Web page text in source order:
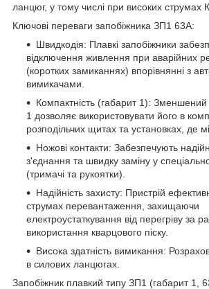
ланцюг, у тому числі при високих струмах
Ключові переваги запобіжника ЗП1 63А:
Швидкодія: Плавкі запобіжники
відключення живлення при аварійних
(коротких замиканнях) впорівнянні з
вимикачами.
Компактність (габарит 1): Зменшений
1 дозволяє використовувати його в
розподільчих щитах та установках, де
Ножові контакти: Забезпечують
з'єднання та швидку заміну у
(тримачі та рукоятки).
Надійність захисту: Пристрій
струмах перевантаження, захищаючи
електроустаткування від перегріву за
використання кварцового піску.
Висока здатність вимикання:
в силових ланцюгах.
Запобіжник плавкий типу ЗП1 (габарит 1,